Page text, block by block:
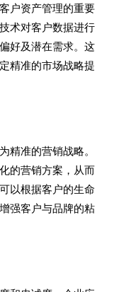
户资产管理的重要
术对客户数据进行
好及潜在需求。这
精准的市场战略提
精准的营销战略。
的营销方案，从而
以根据客户的生命
强客户与品牌的粘